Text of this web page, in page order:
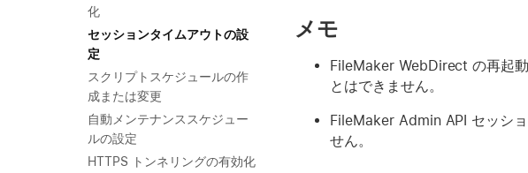
化
セッションタイムアウトの設
定
スクリプトスケジュールの作
成または変更
自動メンテナンススケジュー
ルの設定
HTTPS トンネリングの有効化
メモ
FileMaker WebDirect の再起
とはできません。
FileMaker Admin API セッシ
せん。